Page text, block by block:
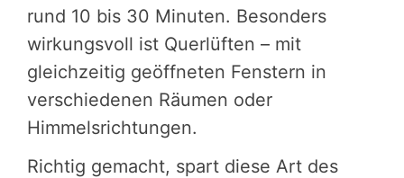
rund 10 bis 30 Minuten. Besonders
wirkungsvoll ist Querlüften – mit
gleichzeitig geöffneten Fenstern in
verschiedenen Räumen oder
Himmelsrichtungen.
Richtig gemacht, spart diese Art des